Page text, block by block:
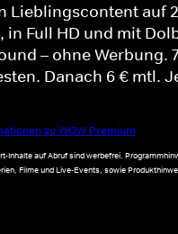
Lieblingscontent auf
Full HD und mit
– ohne Werbung.
Danach 6 € mtl.
zu WOW Premium
Inhalte auf Abruf sind werbefrei.
Filme und Live-Events, sowie